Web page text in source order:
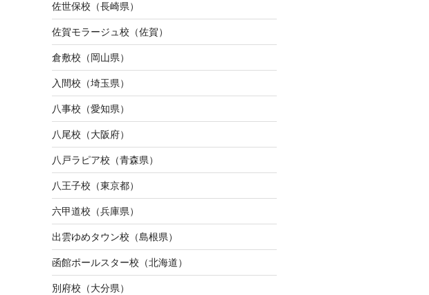
佐世保校（長崎県）
佐賀モラージュ校（佐賀）
倉敷校（岡山県）
入間校（埼玉県）
八事校（愛知県）
八尾校（大阪府）
八戸ラピア校（青森県）
八王子校（東京都）
六甲道校（兵庫県）
出雲ゆめタウン校（島根県）
函館ポールスター校（北海道）
別府校（大分県）